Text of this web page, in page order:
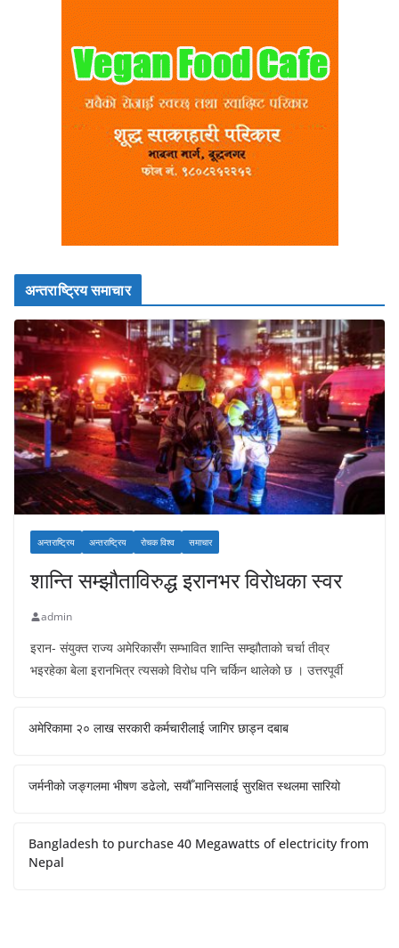
अन्तराष्ट्रिय समाचार
अन्तराष्ट्रिय अन्तराष्ट्रिय रोचक विश्व समाचार
शान्ति सम्झौताविरुद्ध इरानभर विरोधका स्वर
admin
इरान- संयुक्त राज्य अमेरिकासँग सम्भावित शान्ति सम्झौताको चर्चा तीव्र
भइरहेका बेला इरानभित्र त्यसको विरोध पनि चर्किन थालेको छ । उत्तरपूर्वी
अमेरिकामा २० लाख सरकारी कर्मचारीलाई जागिर छाड्न दबाब
जर्मनीको जङ्गलमा भीषण डढेलो, सयौँ मानिसलाई सुरक्षित स्थलमा सारियो
Bangladesh to purchase 40 Megawatts of electricity from
Nepal